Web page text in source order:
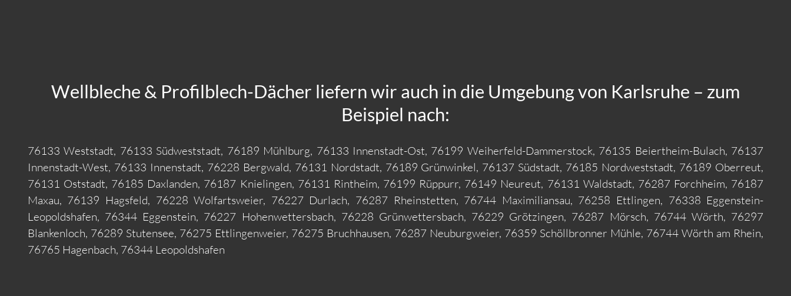
Wellbleche & Profilblech-Dächer liefern wir auch in die Umgebung von Karlsruhe – zum
Beispiel nach:
76133 Weststadt, 76133 Südweststadt, 76189 Mühlburg, 76133 Innenstadt-Ost, 76199 Weiherfeld-Dammerstock, 76135 Beiertheim-Bulach, 76137
Innenstadt-West, 76133 Innenstadt, 76228 Bergwald, 76131 Nordstadt, 76189 Grünwinkel, 76137 Südstadt, 76185 Nordweststadt, 76189 Oberreut,
76131 Oststadt, 76185 Daxlanden, 76187 Knielingen, 76131 Rintheim, 76199 Rüppurr, 76149 Neureut, 76131 Waldstadt, 76287 Forchheim, 76187
Maxau, 76139 Hagsfeld, 76228 Wolfartsweier, 76227 Durlach, 76287 Rheinstetten, 76744 Maximiliansau, 76258 Ettlingen, 76338 Eggenstein-
Leopoldshafen, 76344 Eggenstein, 76227 Hohenwettersbach, 76228 Grünwettersbach, 76229 Grötzingen, 76287 Mörsch, 76744 Wörth, 76297
Blankenloch, 76289 Stutensee, 76275 Ettlingenweier, 76275 Bruchhausen, 76287 Neuburgweier, 76359 Schöllbronner Mühle, 76744 Wörth am Rhein,
76765 Hagenbach, 76344 Leopoldshafen